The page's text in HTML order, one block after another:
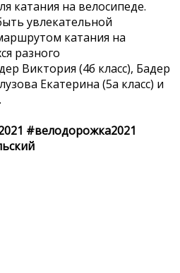
катания на велосипеде.
увлекательной
катания на
разного
Виктория (4б класс), Бадер
Екатерина (5а класс) и
#велодорожка2021